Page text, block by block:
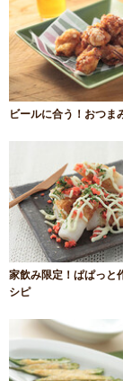
ビールに合う！おつま
家飲み限定！ぱぱっと
シピ